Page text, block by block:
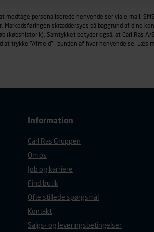
herunder vise annoncer, der er relevante
af vores platforme (hjemmeside og
besøges, browsertype, søgeord, IP-
modtage personaliserede henvendelser via e-mail,
Markedsføringen skræddersyes på baggrund af dine
(købshistorik). Samtykket betyder også, at Carl Ras
trykke "Afmeld" i bunden af hver henvendelse. Læs
Information
Carl Ras Gruppen
Om os
Job og karriere
Find butik
Ofte stillede spørgsmål
Kontakt
Salgs- og leveringsbetingelser